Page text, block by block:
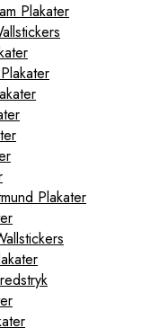
Plakater
Plakater